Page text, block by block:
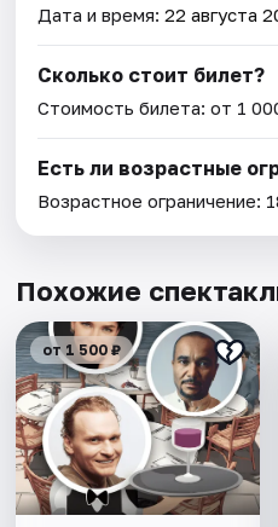
Дата и время:22 августа
Сколько стоит билет?
Стоимость билета: от 1
Есть ли возрастные
Возрастное ограничение:
Похожие
от 1 500 ₽